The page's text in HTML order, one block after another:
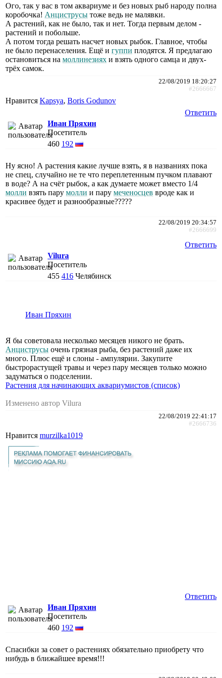
Ого, так у вас в том аквариуме и без новых рыб народу полна
коробочка! Анциструсы тоже ведь не малявки.
А растений, как не было, так и нет. Тогда первым делом -
растений и побольше.
А потом тогда решать насчет новых рыбок. Главное, чтобы
не было перенаселения. Ещё и гуппи плодятся. Я предлагаю
остановиться на моллинезиях и взять одного самца и двух-
трёх самок.
22/08/2019 18:20:27
#2666667
Нравится Kapsya, Boris Godunov
Ответить
Иван Пряхин
Посетитель
460 192
Ну ясно! А растения какие лучше взять, я в названиях пока
не спец, случайно не те что переплетенным пучком плавают
в воде? А на счёт рыбок, а как думаете может вместо 1/4
молли взять пару молли и пару меченосцев вроде как и
красивее будет и разнообразные?????
22/08/2019 20:34:57
#2666699
Ответить
Vilura
Посетитель
455 416 Челябинск
Иван Пряхин
Я бы советовала несколько месяцев никого не брать.
Анциструсы очень грязная рыба, без растений даже их
много. Плюс ещё и слоны - ампулярии. Закупите
быстрорастущей травы и через пару месяцев только можно
задуматься о подселении.
Растения для начинающих аквариумистов (список)
Изменено автор Vilura
22/08/2019 22:41:17
#2666736
Нравится murzilka1019
Ответить
Иван Пряхин
Посетитель
460 192
Спасибки за совет о растениях обязательно приобрету что
нибудь в ближайшее время!!!